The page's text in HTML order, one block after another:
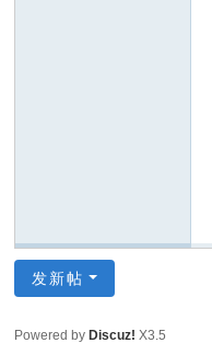
发新帖
Powered by Discuz! X3.5